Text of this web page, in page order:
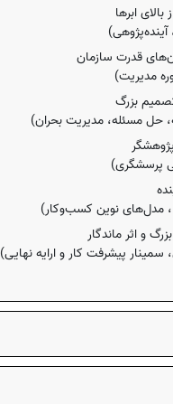
آینده‌پژوهی)
مدیریت)
حل مسئله، مدیریت بحران)
پرسشگری)
پیشرفت کار و ارایه نهایی)